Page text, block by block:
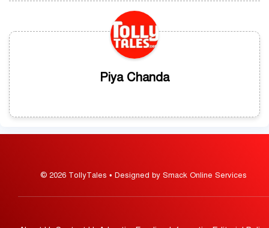
Piya Chanda
© 2026 TollyTales • Designed by Smack Online Services